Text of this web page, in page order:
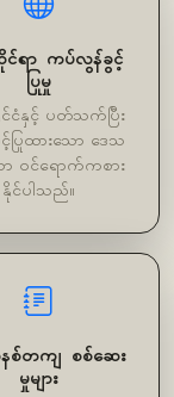
ရာ ကပ်လွန်ခွင့်
ပြုမှု
င်ငံနှင့် ပတ်သက်ပြီး
ပြုထားသော ဒေသ
ာ ဝင်ရောက်ကစား
နိုင်ပါသည်။
စ်တကျ စစ်ဆေး
မှုများ